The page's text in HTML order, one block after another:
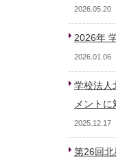
2026.05.20
2026年
2026.01.06
学校法人
メントに
2025.12.17
第26回北